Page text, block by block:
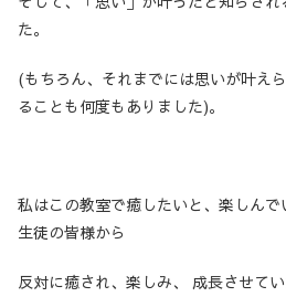
た。
(もちろん、それまでには思いが叶え
ることも何度もありました)。
私はこの教室で癒したいと、楽しん
生徒の皆様から
反対に癒され、楽しみ、 成長させて